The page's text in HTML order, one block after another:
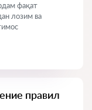
фақат
лозим ва
правил